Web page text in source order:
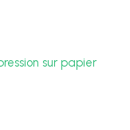
sur papier